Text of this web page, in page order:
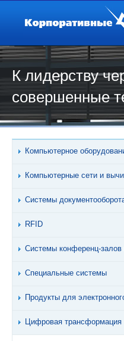
К лидерству
совершенные
Компьютерное
Компьютерные сети и
Системы
RFID
Системы конференц-
Специальные системы
Продукты для
Цифровая трансформация